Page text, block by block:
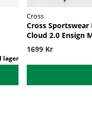
Cross
Cross Sportswear
Cloud 2.0 Ensign
1699 Kr